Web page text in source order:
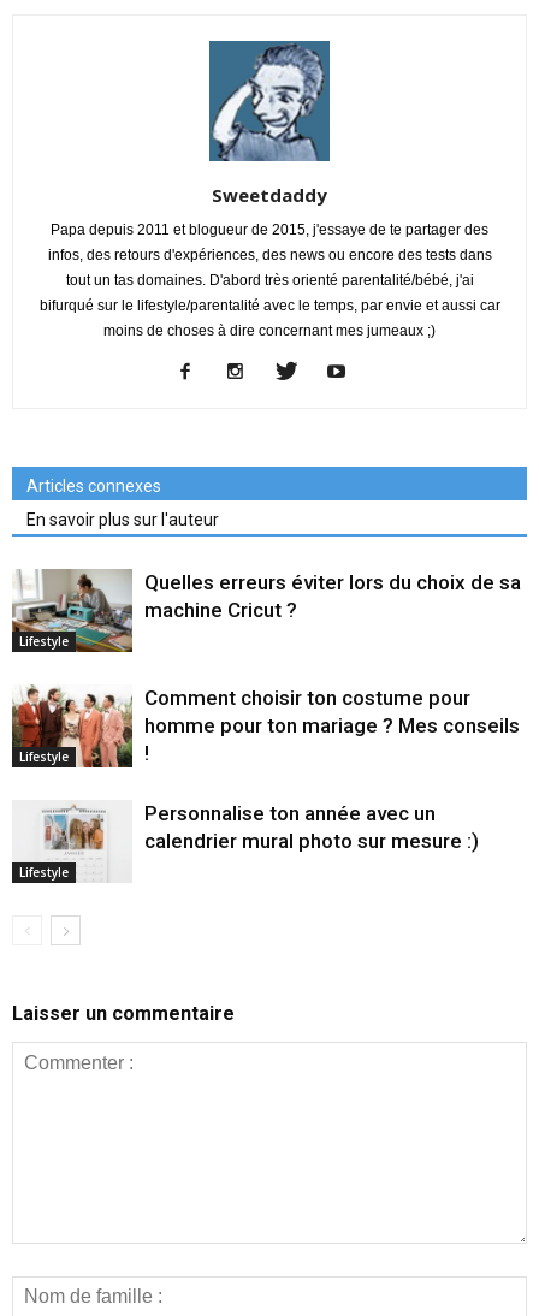
Sweetdaddy
Papa depuis 2011 et blogueur de 2015, j'essaye de te partager des
infos, des retours d'expériences, des news ou encore des tests dans
tout un tas domaines. D'abord très orienté parentalité/bébé, j'ai
bifurqué sur le lifestyle/parentalité avec le temps, par envie et aussi car
moins de choses à dire concernant mes jumeaux ;)
Articles connexes
En savoir plus sur l'auteur
Lifestyle
Quelles erreurs éviter lors du choix de sa
machine Cricut ?
Lifestyle
Comment choisir ton costume pour
homme pour ton mariage ? Mes conseils
!
Lifestyle
Personnalise ton année avec un
calendrier mural photo sur mesure :)
Laisser un commentaire